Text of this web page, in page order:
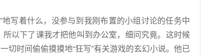
写着什么，没参与到我刚布置的小组讨论的任务中
以下了课我才把他叫到办公室，细问究竟。这时候
切时间偷偷摸摸地“狂写”有关游戏的玄幻小说。他已